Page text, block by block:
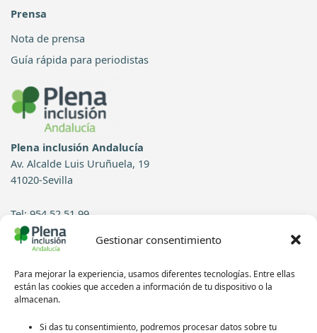
Gestionar consentimiento
Para mejorar la experiencia, usamos diferentes tecnologías. Entre ellas
están las cookies que acceden a información de tu dispositivo o la
almacenan.
Si das tu consentimiento, podremos procesar datos sobre tu
Prensa
Nota de prensa
Guía rápida para periodistas
Plena inclusión Andalucía
Av. Alcalde Luis Uruñuela, 19
41020-Sevilla
Tel: 954 52 51 99
Contacto
Síguenos en redes sociales: